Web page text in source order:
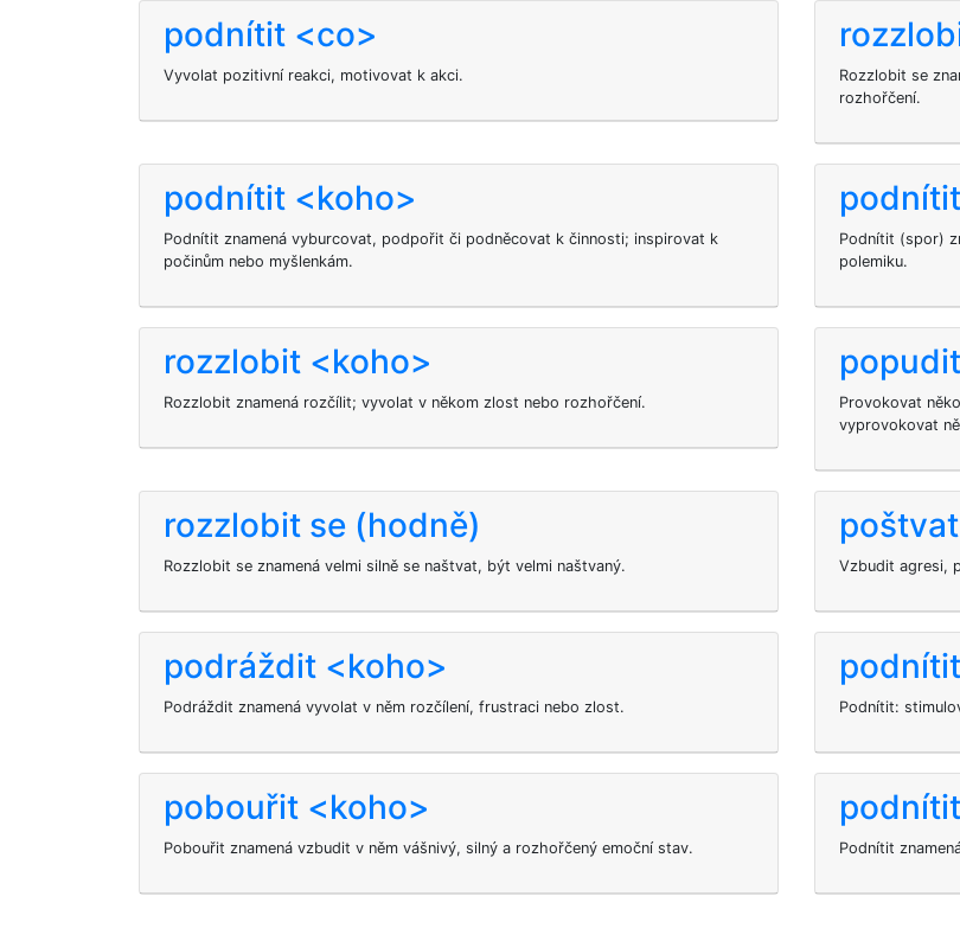
podnítit <co>
Vyvolat pozitivní reakci, motivovat k akci.
Rozzlobit se
rozhořčení.
podnítit <koho>
Podnítit znamená vyburcovat, podpořit či podněcovat k činnosti; inspirovat k
počinům nebo myšlenkám.
Podnítit (spor)
polemiku.
rozzlobit <koho>
Rozzlobit znamená rozčílit; vyvolat v někom zlost nebo rozhořčení.
Provokovat
vyprovokovat
rozzlobit se (hodně)
Rozzlobit se znamená velmi silně se naštvat, být velmi naštvaný. Vzbudit agresi,
podráždit <koho>
Podráždit znamená vyvolat v něm rozčílení, frustraci nebo zlost. Podnítit:
pobouřit <koho>
Pobouřit znamená vzbudit v něm vášnivý, silný a rozhořčený emoční stav. Podnítit